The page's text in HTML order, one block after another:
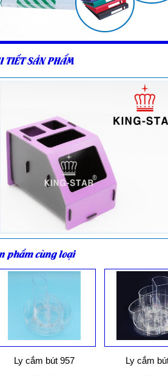
TIẾT SẢN PHẨM
phẩm cùng loại
Ly cắm bút 957 Ly cắm